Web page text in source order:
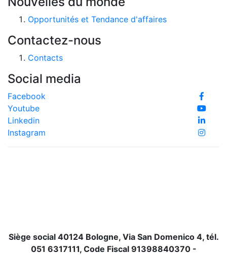
Opportunités et Tendance d'affaires
Contactez-nous
Contacts
Social media
Facebook
Youtube
Linkedin
Instagram
Siège social 40124 Bologne, Via San Domenico 4, tél.
051 6317111, Code Fiscal 91398840370 -